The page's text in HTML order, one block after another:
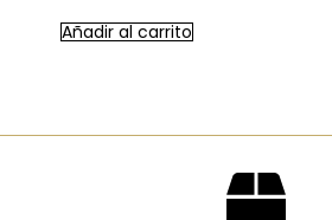
Añadir al carrito